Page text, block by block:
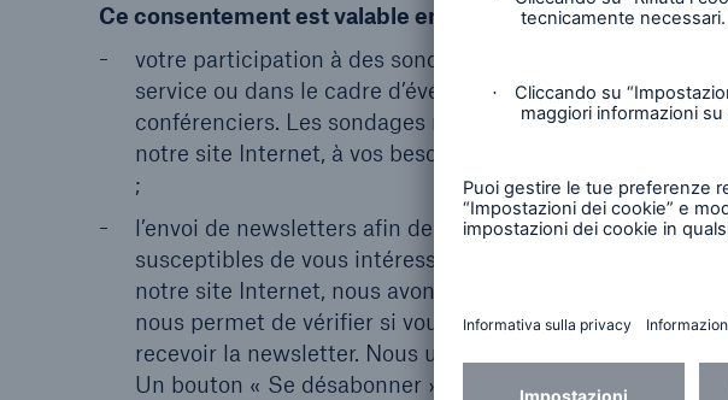
Ce consentement est valable en particulier pour
votre participation à des sondages anonymes et
service ou dans le cadre d’événements et de
conférenciers. Les sondages nous aident à adapter nos
notre site Internet, à vos besoins. La participation à ces
;
l’envoi de newsletters afin de vous informer
susceptibles de vous intéresser. Pour que vous puissiez
notre site Internet, nous avons besoin de votre adresse
nous permet de vérifier si vous êtes le propriétaire de
recevoir la newsletter. Nous utiliserons vos données pour
Un bouton « Se désabonner », situé à la fin de chaque